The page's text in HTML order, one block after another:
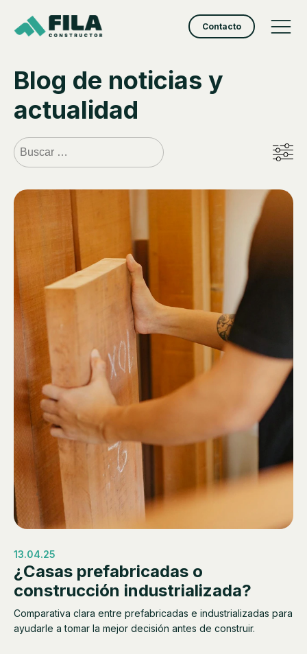
Contacto
Blog de noticias y
actualidad
Buscar:
13.04.25
¿Casas prefabricadas o
construcción industrializada?
Comparativa clara entre prefabricadas e industrializadas para
ayudarle a tomar la mejor decisión antes de construir.